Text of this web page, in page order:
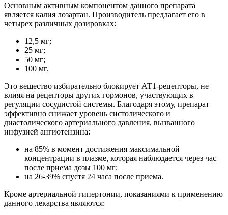
Основным активным компонентом данного препарата
является калия лозартан. Производитель предлагает его в
четырех различных дозировках:
12,5 мг;
25 мг;
50 мг;
100 мг.
Это вещество избирательно блокирует АТ1-рецепторы, не
влияя на рецепторы других гормонов, участвующих в
регуляции сосудистой системы. Благодаря этому, препарат
эффективно снижает уровень систолического и
диастолического артериального давления, вызванного
инфузией ангиотензина:
на 85% в момент достижения максимальной
концентрации в плазме, которая наблюдается через час
после приема дозы 100 мг;
на 26-39% спустя 24 часа после приема.
Кроме артериальной гипертонии, показаниями к применению
данного лекарства являются: